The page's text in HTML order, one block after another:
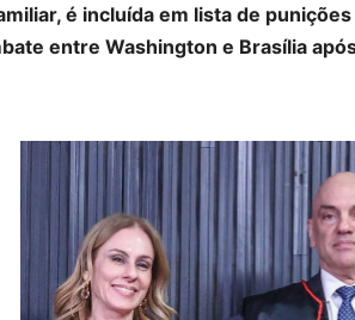
é incluída em lista de
entre Washington e Brasília